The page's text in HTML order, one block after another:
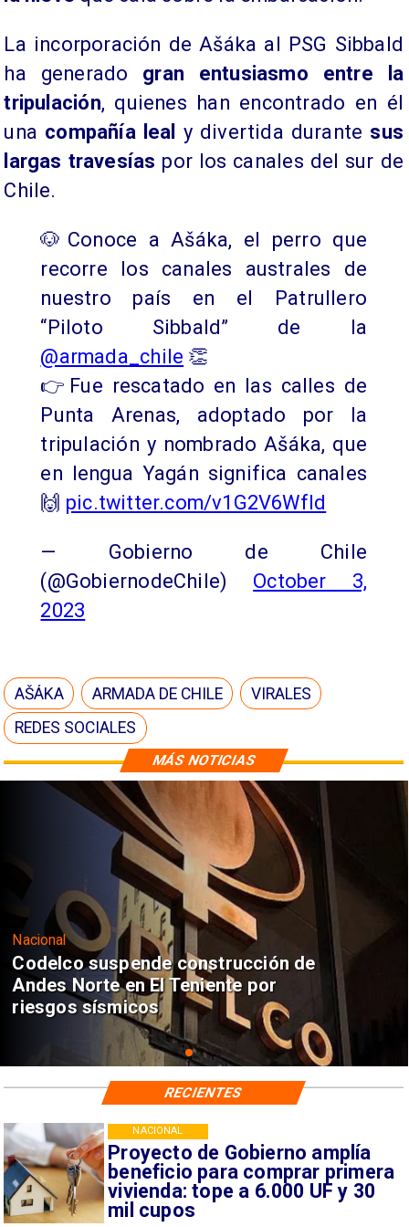
MÁS NOTICIAS
La incorporación de Ašáka al PSG Sibbald
ha generado gran entusiasmo entre la
tripulación, quienes han encontrado en él
una compañía leal y divertida durante sus
largas travesías por los canales del sur de
Chile.
🐶Conoce a Ašáka, el perro que
recorre los canales australes de
nuestro país en el Patrullero
“Piloto Sibbald” de la
@armada_chile 👏
👉Fue rescatado en las calles de
Punta Arenas, adoptado por la
tripulación y nombrado Ašáka, que
en lengua Yagán significa canales
🙌 pic.twitter.com/v1G2V6Wfld
— Gobierno de Chile
(@GobiernodeChile) October 3,
2023
AŠÁKA ARMADA DE CHILE
VIRALES
REDES SOCIALES
Nacional
Codelco suspende construcción de
Andes Norte en El Teniente por
riesgos sísmicos
Proyecto de Gobierno amplía
beneficio para comprar primera
vivienda: tope a 6.000 UF y 30
mil cupos
NACIONAL
RECIENTES